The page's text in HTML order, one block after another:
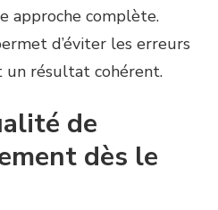
approche complète.
d’éviter les erreurs
résultat cohérent.
de
dès le